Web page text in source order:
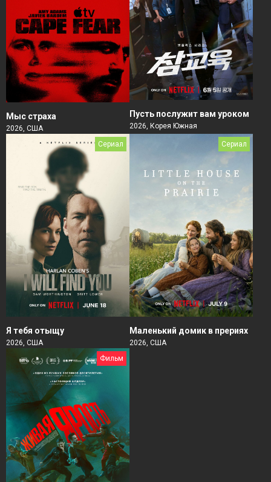
Мыс страха
2026, США
Пусть послужит вам уроком
2026, Корея Южная
Сериал
Я тебя отыщу
2026, США
Сериал
Маленький домик в прериях
2026, США
Фильм